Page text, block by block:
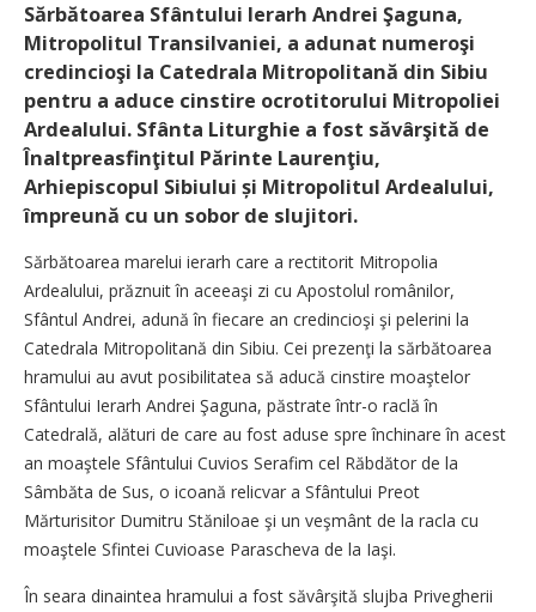
Sărbătoarea Sfântului Ierarh Andrei Şaguna,
Mitropolitul Transilvaniei, a adunat numeroşi
credincioşi la Catedrala Mitropolitană din Sibiu
pentru a aduce cinstire ocrotitorului Mitropoliei
Ardealului. Sfânta Liturghie a fost săvârşită de
Înaltpreasfinţitul Părinte Laurenţiu,
Arhiepiscopul Sibiului și Mitropolitul Ardealului,
împreună cu un sobor de slujitori.
Sărbătoarea marelui ierarh care a rectitorit Mitropolia
Ardealului, prăznuit în aceeaşi zi cu Apostolul românilor,
Sfântul Andrei, adună în fiecare an credincioşi şi pelerini la
Catedrala Mitropolitană din Sibiu. Cei prezenţi la sărbătoarea
hramului au avut posibilitatea să aducă cinstire moaştelor
Sfântului Ierarh Andrei Şaguna, păstrate într-o raclă în
Catedrală, alături de care au fost aduse spre închinare în acest
an moaştele Sfântului Cuvios Serafim cel Răbdător de la
Sâmbăta de Sus, o icoană relicvar a Sfântului Preot
Mărturisitor Dumitru Stăniloae şi un veşmânt de la racla cu
moaştele Sfintei Cuvioase Parascheva de la Iaşi.
În seara dinaintea hramului a fost săvârşită slujba Privegherii